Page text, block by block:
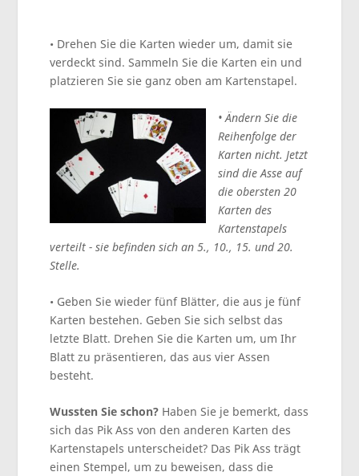
• Drehen Sie die Karten wieder um, damit sie
verdeckt sind. Sammeln Sie die Karten ein und
platzieren Sie sie ganz oben am Kartenstapel.
• Ändern Sie die
Reihenfolge der
Karten nicht. Jetzt
sind die Asse auf
die obersten 20
Karten des
Kartenstapels
verteilt - sie befinden sich an 5., 10., 15. und 20.
Stelle.
• Geben Sie wieder fünf Blätter, die aus je fünf
Karten bestehen. Geben Sie sich selbst das
letzte Blatt. Drehen Sie die Karten um, um Ihr
Blatt zu präsentieren, das aus vier Assen
besteht.
Wussten Sie schon? Haben Sie je bemerkt, dass
sich das Pik Ass von den anderen Karten des
Kartenstapels unterscheidet? Das Pik Ass trägt
einen Stempel, um zu beweisen, dass die